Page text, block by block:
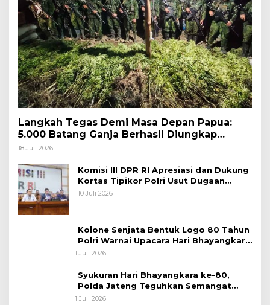
Langkah Tegas Demi Masa Depan Papua:
5.000 Batang Ganja Berhasil Diungkap
Koops TNI Habema
18 Juli 2026
Komisi III DPR RI Apresiasi dan Dukung
Kortas Tipikor Polri Usut Dugaan
Korupsi Batu Bara
10 Juli 2026
Kolone Senjata Bentuk Logo 80 Tahun
Polri Warnai Upacara Hari Bhayangkara
ke-80
1 Juli 2026
Syukuran Hari Bhayangkara ke-80,
Polda Jateng Teguhkan Semangat
Pengabdian dan Pererat Kebersamaan
1 Juli 2026